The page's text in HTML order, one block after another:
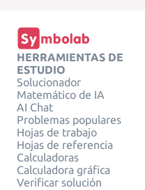
HERRAMIENTAS DE
ESTUDIO
Solucionador
Matemático de IA
AI Chat
Problemas populares
Hojas de trabajo
Hojas de referencia
Calculadoras
Calculadora gráfica
Verificar solución